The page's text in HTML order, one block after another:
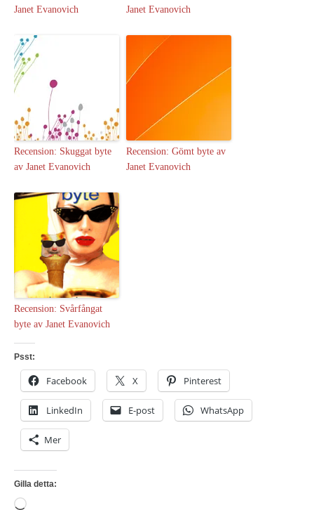
Janet Evanovich
Janet Evanovich
Recension: Skuggat byte
av Janet Evanovich
Recension: Gömt byte av
Janet Evanovich
Recension: Svårfångat
byte av Janet Evanovich
Psst:
Facebook X Pinterest
LinkedIn E-post WhatsApp
Mer
Gilla detta:
Laddar